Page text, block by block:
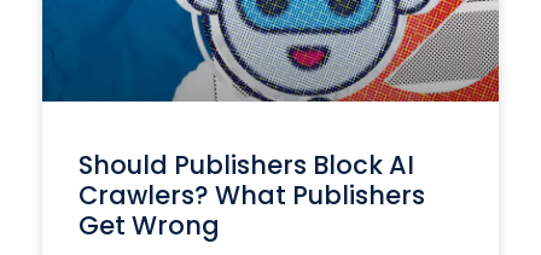
Should Publishers Block AI
Crawlers? What Publishers
Get Wrong